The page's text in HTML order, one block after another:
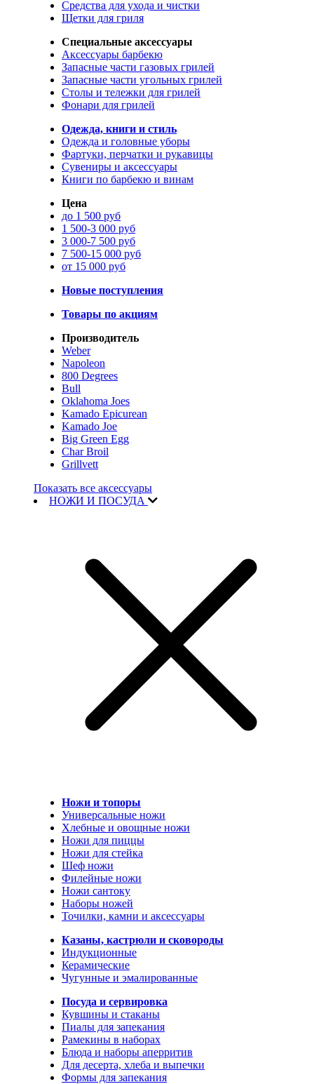
Средства для ухода и чистки
Щетки для гриля
Специальные аксессуары
Аксессуары барбекю
Запасные части газовых грилей
Запасные части угольных грилей
Столы и тележки для грилей
Фонари для грилей
Одежда, книги и стиль
Одежда и головные уборы
Фартуки, перчатки и рукавицы
Сувениры и аксессуары
Книги по барбекю и винам
Цена
до 1 500 руб
1 500-3 000 руб
3 000-7 500 руб
7 500-15 000 руб
от 15 000 руб
Новые поступления
Товары по акциям
Производитель
Weber
Napoleon
800 Degrees
Bull
Oklahoma Joes
Kamado Epicurean
Kamado Joe
Big Green Egg
Char Broil
Grillvett
Показать все аксессуары
НОЖИ И ПОСУДА
Ножи и топоры
Универсальные ножи
Хлебные и овощные ножи
Ножи для пиццы
Ножи для стейка
Шеф ножи
Филейные ножи
Ножи сантоку
Наборы ножей
Точилки, камни и аксессуары
Казаны, кастрюли и сковороды
Индукционные
Керамические
Чугунные и эмалированные
Посуда и сервировка
Кувшины и стаканы
Пиалы для запекания
Рамекины в наборах
Блюда и наборы аперритив
Для десерта, хлеба и выпечки
Формы для запекания